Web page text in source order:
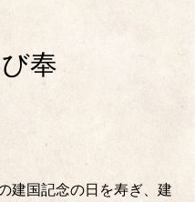
奉
建国記念の日を寿ぎ、建